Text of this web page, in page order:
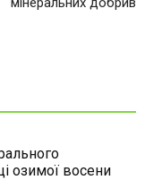
озимої восени